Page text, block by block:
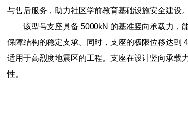
与售后服务，助力社区学前教育基础设施安全建设。
该型号支座具备 5000kN 的基准竖向承载力，
保障结构的稳定支承。同时，支座的极限位移达到
适用于高烈度地震区的工程。支座在设计竖向承载
性。